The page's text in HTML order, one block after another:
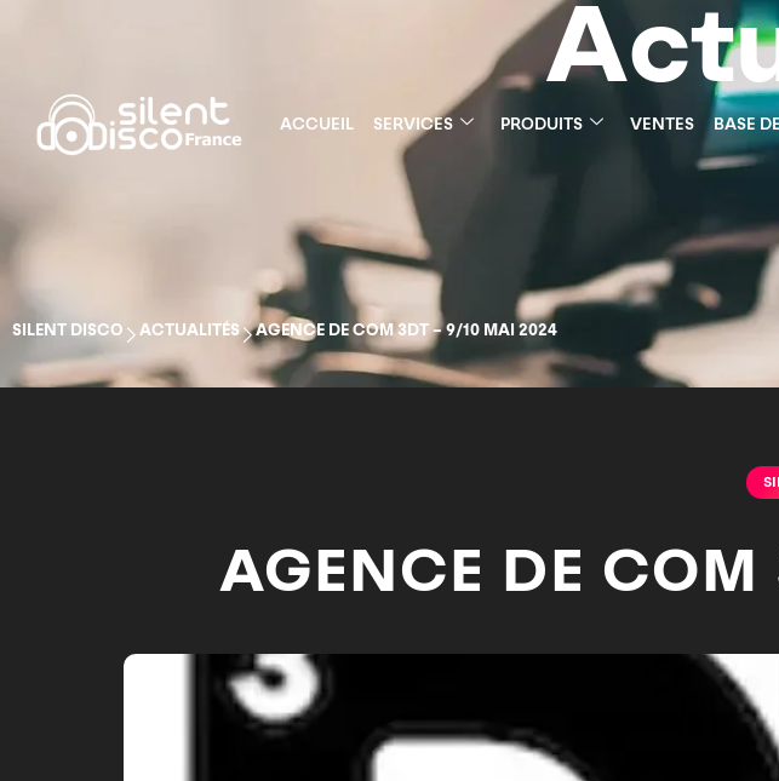
ACCUEIL SERVICES PRODUITS VENTES BASE
SILENT DISCO ACTUALITÉS AGENCE DE COM 3DT – 9/10 MAI 2024
AGENCE DE